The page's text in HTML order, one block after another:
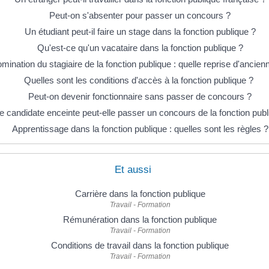
Peut-on s'absenter pour passer un concours ?
Un étudiant peut-il faire un stage dans la fonction publique ?
Qu'est-ce qu'un vacataire dans la fonction publique ?
du stagiaire de la fonction publique : quelle reprise
Quelles sont les conditions d'accès à la fonction publique ?
Peut-on devenir fonctionnaire sans passer de concours ?
candidate enceinte peut-elle passer un concours de la fonction
Apprentissage dans la fonction publique : quelles sont les règles ?
Et aussi
Carrière dans la fonction publique
Travail - Formation
Rémunération dans la fonction publique
Travail - Formation
Conditions de travail dans la fonction publique
Travail - Formation